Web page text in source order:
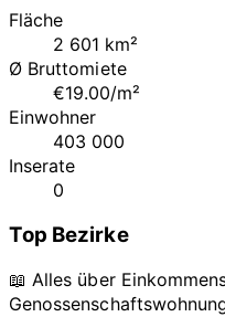
Fläche
2 601 km²
Ø Bruttomiete
€19.00/m²
Einwohner
403 000
Inserate
0
Top Bezirke
📖 Alles über